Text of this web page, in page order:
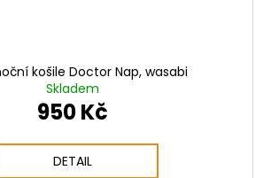
košile Doctor Nap, wasabi
Skladem
950 Kč
DETAIL